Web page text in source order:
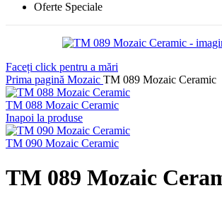
Oferte Speciale
Faceți click pentru a mări
Prima pagină Mozaic TM 089 Mozaic Ceramic
TM 088 Mozaic Ceramic
Inapoi la produse
TM 090 Mozaic Ceramic
TM 089 Mozaic